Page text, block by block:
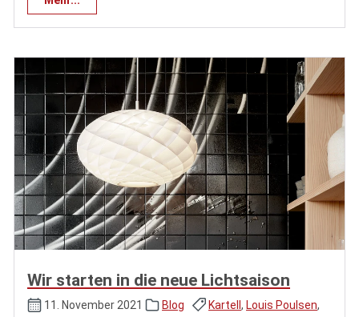
Wir starten in die neue Lichtsaison
11. November 2021 Blog Kartell , Louis Poulsen,